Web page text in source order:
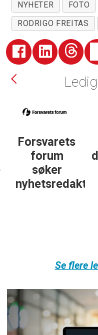
NYHETER
FOTO
RODRIGO FREITAS
DN søker
datajournalist
i fast
stilling
Se flere